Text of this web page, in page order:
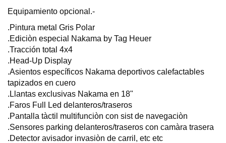
Equipamiento opcional.-
.Pintura metal Gris Polar
.Ediciòn especial Nakama by Tag Heuer
.Tracción total 4x4
.Head-Up Display
.Asientos específicos Nakama deportivos calefactables
tapizados en cuero
.Llantas exclusivas Nakama en 18"
.Faros Full Led delanteros/traseros
.Pantalla tàctil multifunciòn con sist de navegaciòn
.Sensores parking delanteros/traseros con camàra trasera
.Detector avisador invasiòn de carril, etc etc